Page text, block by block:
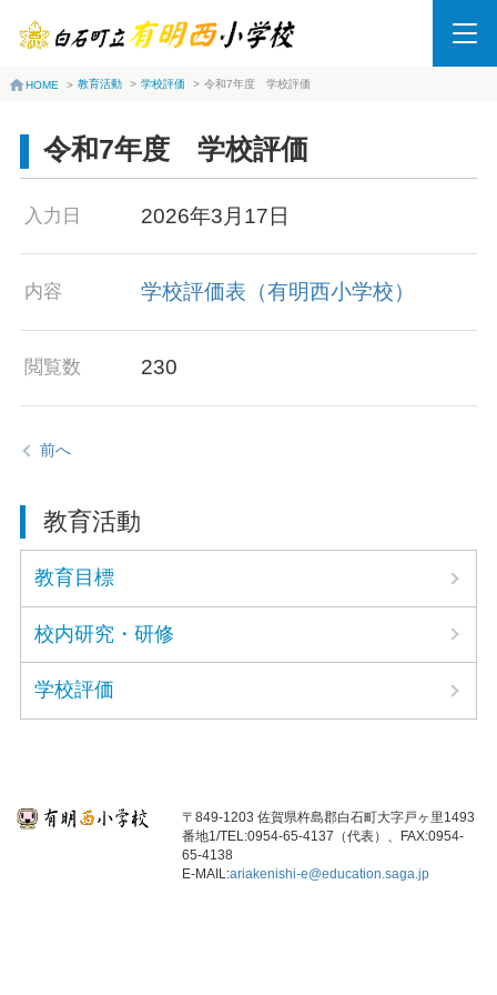
HOME > 教育活動 > 学校評価 > 令和7年度 学校評価
令和7年度 学校評価
入力日 2026年3月17日
内容 学校評価表（有明西小学校）
閲覧数 230
前へ
教育活動
教育目標
校内研究・研修
学校評価
〒849-1203 佐賀県杵島郡白石町大字戸ヶ里1493
番地1/TEL:0954-65-4137（代表）、FAX:0954-
65-4138
E-MAIL:ariakenishi-e@education.saga.jp